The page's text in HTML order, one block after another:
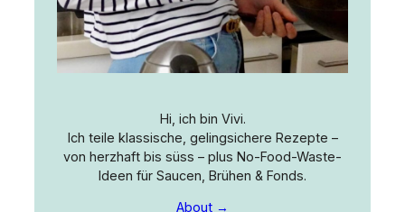
Hi, ich bin Vivi.
Ich teile klassische, gelingsichere Rezepte –
von herzhaft bis süss – plus No-Food-Waste-
Ideen für Saucen, Brühen & Fonds.
About →